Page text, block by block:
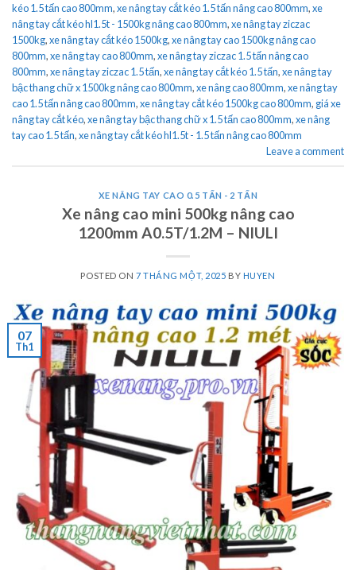
kéo 1.5 tấn cao 800mm,xe nâng tay cắt kéo 1.5 tấn nâng cao 800mm,xe
nâng tay cắt kéo hl1.5t - 1500kg nâng cao 800mm,xe nâng tay ziczac
1500kg,xe nâng tay cắt kéo 1500kg,xe nâng tay cao 1500kg nâng cao
800mm,xe nâng tay cao 800mm,xe nâng tay ziczac 1.5 tấn nâng cao
800mm,xe nâng tay ziczac 1.5 tấn,xe nâng tay cắt kéo 1.5 tấn,xe nâng tay
bậc thang chữ x 1500kg nâng cao 800mm,xe nâng cao 800mm,xe nâng tay
cao 1.5 tấn nâng cao 800mm,xe nâng tay cắt kéo 1500kg cao 800mm, giá xe
nâng tay cắt kéo,xe nâng tay bậc thang chữ x 1.5 tấn cao 800mm,xe nâng
tay cao 1.5 tấn,xe nâng tay cắt kéo hl1.5t - 1.5 tấn nâng cao 800mm
Leave a comment
XE NÂNG TAY CAO 0.5 TẤN - 2 TẤN
Xe nâng cao mini 500kg nâng cao
1200mm A0.5T/1.2M – NIULI
POSTED ON 7 THÁNG MỘT, 2025 BY HUYEN
07
Th1